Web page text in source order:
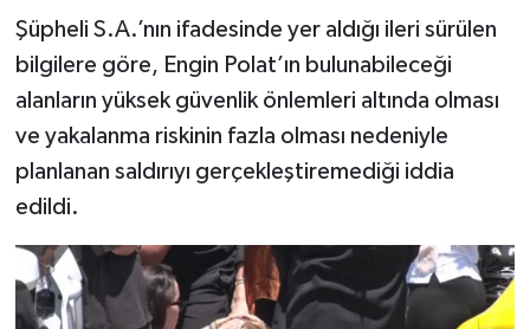
Şüpheli S.A.’nın ifadesinde yer aldığı ileri sürülen
bilgilere göre, Engin Polat’ın bulunabileceği
alanların yüksek güvenlik önlemleri altında olması
ve yakalanma riskinin fazla olması nedeniyle
planlanan saldırıyı gerçekleştiremediği iddia
edildi.